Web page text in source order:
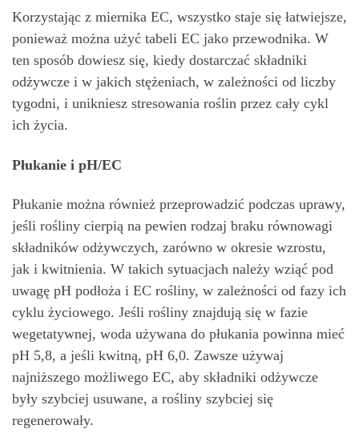
Korzystając z miernika EC, wszystko staje się łatwiejsze,
ponieważ można użyć tabeli EC jako przewodnika. W
ten sposób dowiesz się, kiedy dostarczać składniki
odżywcze i w jakich stężeniach, w zależności od liczby
tygodni, i unikniesz stresowania roślin przez cały cykl
ich życia.
Płukanie i pH/EC
Płukanie można również przeprowadzić podczas uprawy,
jeśli rośliny cierpią na pewien rodzaj braku równowagi
składników odżywczych, zarówno w okresie wzrostu,
jak i kwitnienia. W takich sytuacjach należy wziąć pod
uwagę pH podłoża i EC rośliny, w zależności od fazy ich
cyklu życiowego. Jeśli rośliny znajdują się w fazie
wegetatywnej, woda używana do płukania powinna mieć
pH 5,8, a jeśli kwitną, pH 6,0. Zawsze używaj
najniższego możliwego EC, aby składniki odżywcze
były szybciej usuwane, a rośliny szybciej się
regenerowały.